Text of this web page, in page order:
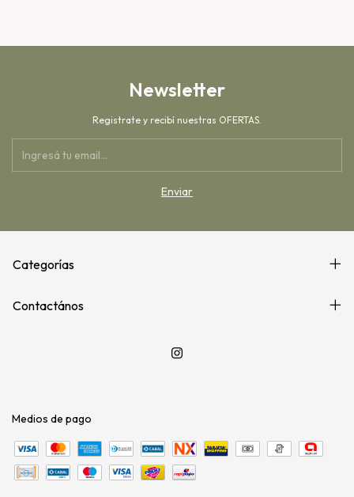
Newsletter
Registrate y recibí nuestras OFERTAS.
Categorías
Contactános
Medios de pago